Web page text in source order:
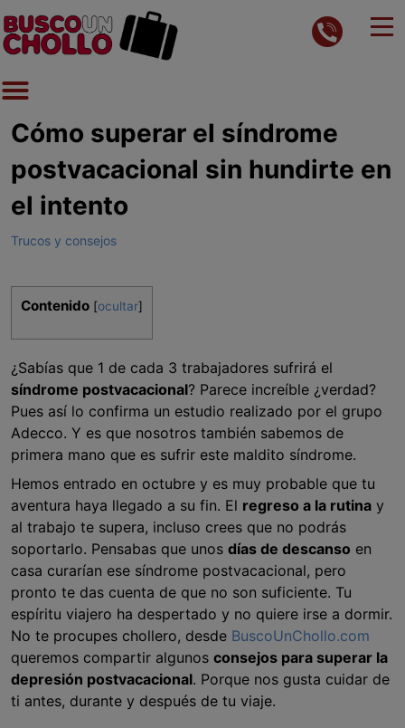
Cómo superar el síndrome
postvacacional sin hundirte en
el intento
Trucos y consejos
Contenido [ocultar]
¿Sabías que 1 de cada 3 trabajadores sufrirá el
síndrome postvacacional? Parece increíble ¿verdad?
Pues así lo confirma un estudio realizado por el grupo
Adecco. Y es que nosotros también sabemos de
primera mano que es sufrir este maldito síndrome.
Hemos entrado en octubre y es muy probable que tu
aventura haya llegado a su fin. El regreso a la rutina y
al trabajo te supera, incluso crees que no podrás
soportarlo. Pensabas que unos días de descanso en
casa curarían ese síndrome postvacacional, pero
pronto te das cuenta de que no son suficiente. Tu
espíritu viajero ha despertado y no quiere irse a dormir.
No te procupes chollero, desde BuscoUnChollo.com
queremos compartir algunos consejos para superar la
depresión postvacacional. Porque nos gusta cuidar de
ti antes, durante y después de tu viaje.